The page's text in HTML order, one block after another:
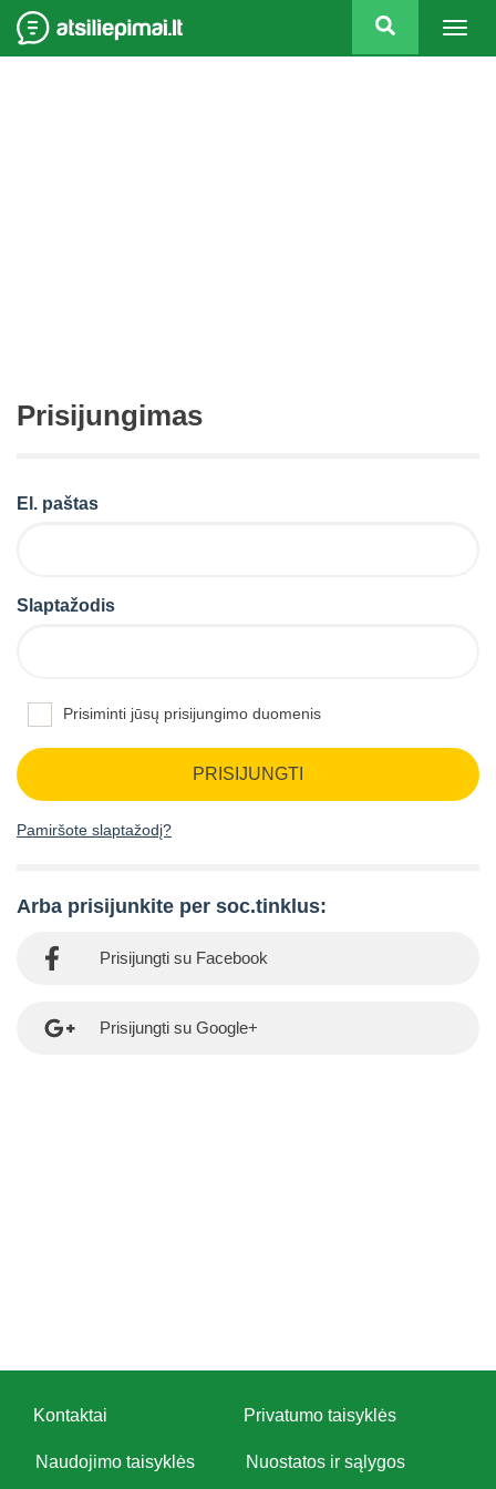
Prisijungimas
El. paštas
Slaptažodis
Prisiminti jūsų prisijungimo duomenis
PRISIJUNGTI
Pamiršote slaptažodį?
Arba prisijunkite per soc.tinklus:
Prisijungti su Facebook
Prisijungti su Google+
Kontaktai Privatumo taisyklės
Naudojimo taisyklės Nuostatos ir sąlygos